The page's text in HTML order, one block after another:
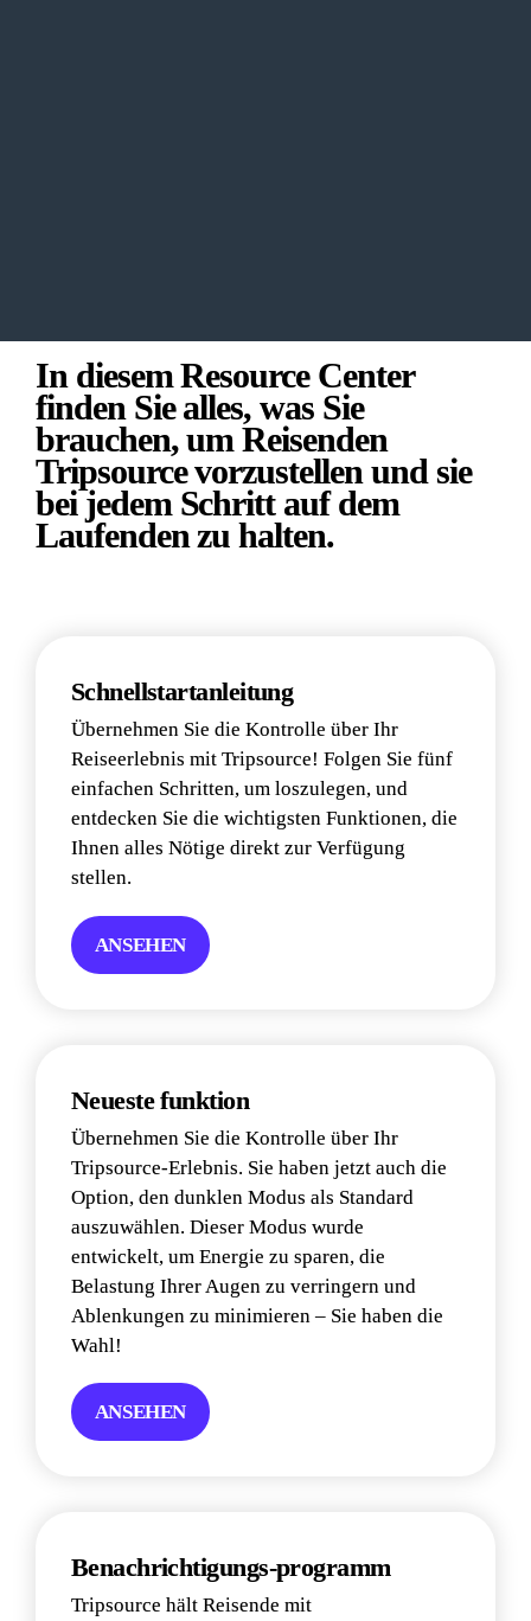
In diesem Resource Center
finden Sie alles, was Sie
brauchen, um Reisenden
Tripsource vorzustellen und sie
bei jedem Schritt auf dem
Laufenden zu halten.
Schnellstartanleitung
Übernehmen Sie die Kontrolle über Ihr
Reiseerlebnis mit Tripsource! Folgen Sie fünf
einfachen Schritten, um loszulegen, und
entdecken Sie die wichtigsten Funktionen, die
Ihnen alles Nötige direkt zur Verfügung
stellen.
ANSEHEN
Neueste funktion
Übernehmen Sie die Kontrolle über Ihr
Tripsource-Erlebnis. Sie haben jetzt auch die
Option, den dunklen Modus als Standard
auszuwählen. Dieser Modus wurde
entwickelt, um Energie zu sparen, die
Belastung Ihrer Augen zu verringern und
Ablenkungen zu minimieren – Sie haben die
Wahl!
ANSEHEN
Benachrichtigungs-programm
Tripsource hält Reisende mit